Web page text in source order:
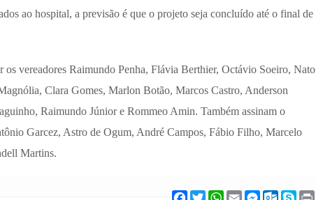
ao hospital, a previsão é que o projeto seja concluído até o final de
os vereadores Raimundo Penha, Flávia Berthier, Octávio Soeiro, Nato
Clara Gomes, Marlon Botão, Marcos Castro, Anderson
Raimundo Júnior e Rommeo Amin. Também assinam o
Garcez, Astro de Ogum, André Campos, Fábio Filho, Marcelo
Martins.
W
E
M
O
S